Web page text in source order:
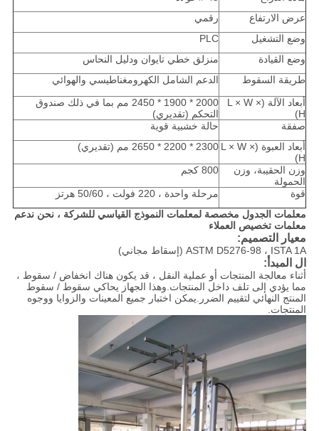
عرض الارتفاع
رقمي
وضع التشغيل
PLC
وضع القيادة
منزلق خطي تايوان ودليل النحاس
طريقة السقوط
الدعم الشامل الكهرومغناطيسي والهوائي
أبعاد الآلة (L × W ×
H)
2000 * 1900 * 2450 مم بما في ذلك صندوق
التحكم (تقديري)
صفقة
حالة خشبية قوية
أبعاد العبوة (L × W ×
H)
2300 * 2200 * 2650 مم (تقديري)
وزن الحقيبة، وزن
الحمولة
800 كجم
قوة
مرحلة واحدة ، 220 فولت ، 50/60 هرتز
معلمات الجدول مخصصة لمعلمات النموذج القياسي للشركة ، نحن ندعم
معلمات تخصيص العملاء
معيار التصميم:
ASTM D5276-98 ، ISTA 1A (إسقاط مجاني)
ال المبدأ :
أثناء معالجة المنتجات أو عملية النقل ، قد يكون هناك انخفاض / سقوط ،
مما يؤدي إلى تلف داخل المنتجات.وهذا الجهاز يحاكي سقوط / سقوط
المنتج النهائي لتقييم الضرر.يمكن اختبار جميع المعينات والزوايا ووجوه
المنتجات.